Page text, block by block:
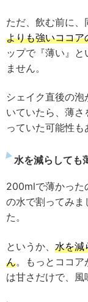
ただ、飲む前に、
よりも強いココ
ップで『薄い』
ません。
シェイク直後の
いていたら、薄
っていた可能性も
水を減らしても
200mlで薄かった
の水で割ってみま
た。
というか、 水を減
ん。もっとココ
は甘さだけで、風